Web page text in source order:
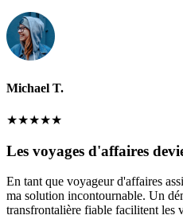
Michael T.
★★★★★
Les voyages d'affaires
En tant que voyageur d'affaires
ma solution incontournable. Un
transfrontalière fiable facilitent les